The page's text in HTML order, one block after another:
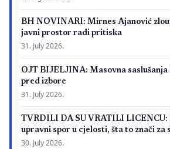
BH NOVINARI: Mirnes Ajanović
javni prostor radi pritiska
31. July 2026.
OJT BIJELJINA: Masovna saslušanja
pred izbore
31. July 2026.
TVRDILI DA SU VRATILI LICENCU:
upravni spor u cjelosti, šta to znači za
30. July 2026.